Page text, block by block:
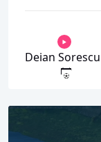
Deian Sorescu